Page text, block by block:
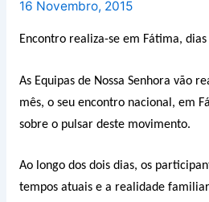
16 Novembro, 2015
Encontro realiza-se em Fátima,
As Equipas de Nossa Senhora vão
mês, o seu encontro nacional, em
sobre o pulsar deste movimento.
Ao longo dos dois dias, os
tempos atuais e a realidade